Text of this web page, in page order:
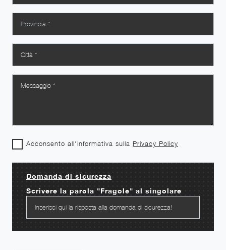
Acconsento all'informativa sulla Privacy Policy
Domanda di sicurezza
Scrivere la parola "Fragole" al singolare